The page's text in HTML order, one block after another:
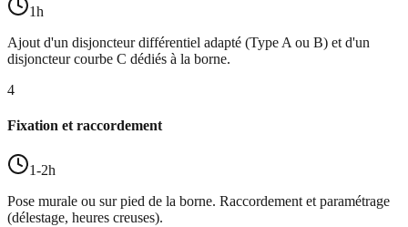
1h
Ajout d'un disjoncteur différentiel adapté (Type A ou B) et d'un
disjoncteur courbe C dédiés à la borne.
4
Fixation et raccordement
1-2h
Pose murale ou sur pied de la borne. Raccordement et paramétrage
(délestage, heures creuses).